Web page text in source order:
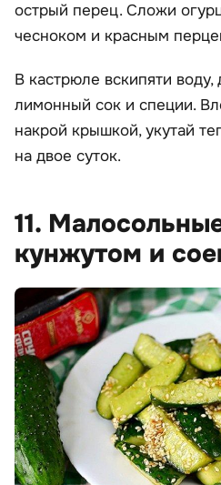
острый перец. Сложи
чесноком и красным
В кастрюле вскипяти воду,
лимонный сок и специи.
накрой крышкой, укутай
на двое суток.
11.
кунжутом и